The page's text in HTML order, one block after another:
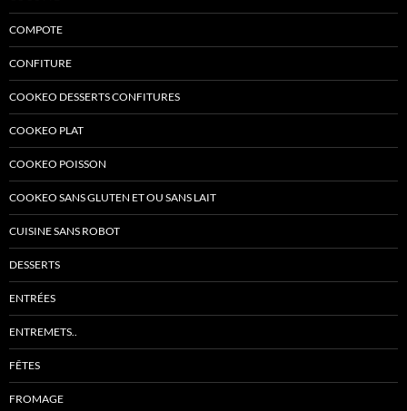
COMPOTE
CONFITURE
COOKEO DESSERTS CONFITURES
COOKEO PLAT
COOKEO POISSON
COOKEO SANS GLUTEN ET OU SANS LAIT
CUISINE SANS ROBOT
DESSERTS
ENTRÉES
ENTREMETS..
FÊTES
FROMAGE